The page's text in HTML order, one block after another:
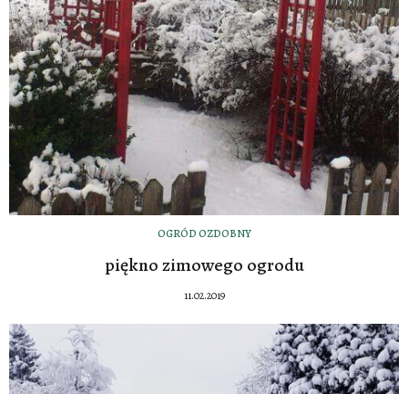
OGRÓD OZDOBNY
piękno zimowego ogrodu
11.02.2019